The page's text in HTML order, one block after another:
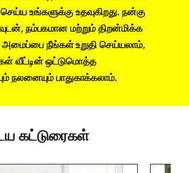
உங்களுக்கு உதவுகிறது. நன்கு
நம்பகமான மற்றும் திறன்மிக்க
நீங்கள் உறுதி செய்யலாம்,
வீட்டின் ஒட்டுமொத்த
நலனையும் பாதுகாக்கலாம்.
கட்டுரைகள்